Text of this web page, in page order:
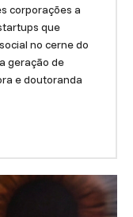
corporações a
que
no cerne do
geração de
e doutoranda